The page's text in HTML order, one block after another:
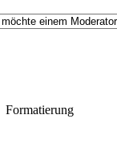
Formatierung